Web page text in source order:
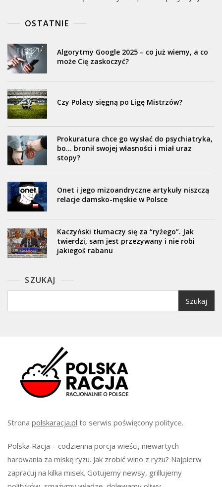
OSTATNIE
Algorytmy Google 2025 – co już wiemy, a co
może Cię zaskoczyć?
Czy Polacy sięgną po Ligę Mistrzów?
Prokuratura chce go wysłać do psychiatryka,
bo… bronił swojej własności i miał uraz
stopy?
Onet i jego mizoandryczne artykuły niszczą
relacje damsko-męskie w Polsce
Kaczyński tłumaczy się za “ryżego”. Jak
twierdzi, sam jest przezywany i nie robi
jakiegoś rabanu
SZUKAJ
Szukaj
Strona polskaracja.pl to serwis poświęcony polityce.
Polska Racja – codzienna porcja wieści, niewartych
harowania za miskę ryżu. Jak zrobić wino z ryżu? Najpierw
zapracuj na kilka misek. Gotujemy newsy, grillujemy